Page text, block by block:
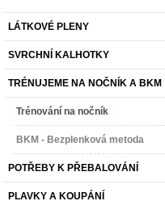
LÁTKOVÉ PLENY
SVRCHNÍ KALHOTKY
TRÉNUJEME NA NOČNÍK A BKM
Trénování na nočník
BKM - Bezplenková metoda
POTŘEBY K PŘEBALOVÁNÍ
PLAVKY A KOUPÁNÍ